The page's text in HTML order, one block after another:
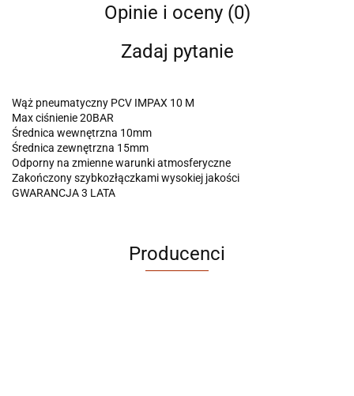
Opinie i oceny (0)
Zadaj pytanie
Wąż pneumatyczny PCV IMPAX 10 M
Max ciśnienie 20BAR
Średnica wewnętrzna 10mm
Średnica zewnętrzna 15mm
Odporny na zmienne warunki atmosferyczne
Zakończony szybkozłączkami wysokiej jakości
GWARANCJA 3 LATA
Producenci